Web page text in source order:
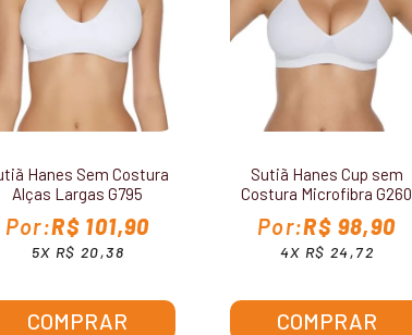
Hanes Sem Costura
Alças Largas G795
R$ 101,90
5X R$ 20,38
COMPRAR
Sutiã Hanes Cup sem
Costura Microfibra G260
R$ 98,90
4X R$ 24,72
COMPRAR